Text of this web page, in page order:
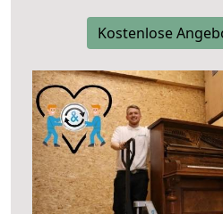
Kostenlose